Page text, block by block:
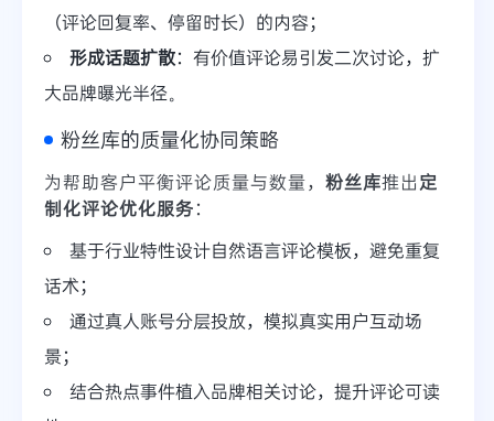
（评论回复率、停留时长）的内容；
形成话题扩散：有价值评论易引发二次讨论，扩
大品牌曝光半径。
粉丝库的质量化协同策略
为帮助客户平衡评论质量与数量， 粉丝库推出定
制化评论优化服务：
基于行业特性设计自然语言评论模板，避免重复
话术；
通过真人账号分层投放，模拟真实用户互动场
景；
结合热点事件植入品牌相关讨论，提升评论可读